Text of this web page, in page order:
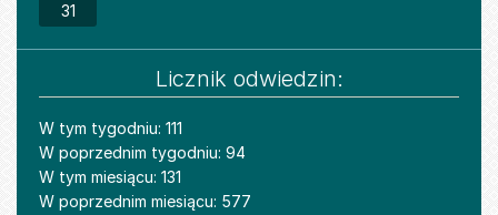
31
Licznik odwiedzin:
W tym tygodniu: 111
W poprzednim tygodniu: 94
W tym miesiącu: 131
W poprzednim miesiącu: 577